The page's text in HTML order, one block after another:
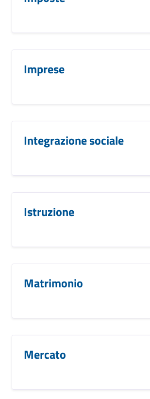
Imprese
Integrazione sociale
Istruzione
Matrimonio
Mercato